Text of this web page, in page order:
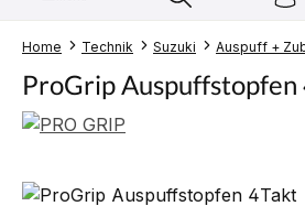
Home Technik Suzuki Auspuff +
ProGrip Auspuffstopfen
Bildergalerie überspringen